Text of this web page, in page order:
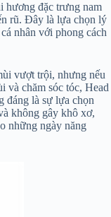
hương đặc trưng nam
rũ. Đây là lựa chọn lý
nhân với phong cách
vượt trội, nhưng nếu
và chăm sóc tóc, Head
đáng là sự lựa chọn
không gây khô xơ,
những ngày năng